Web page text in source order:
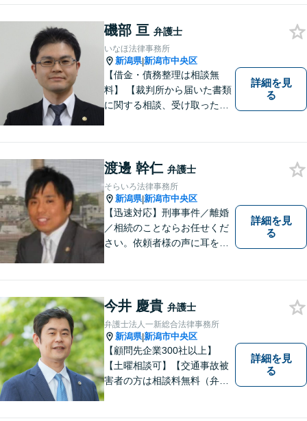
個人の方も法人の方も、お気
軽にご相談ください。
磯部 亘 弁護士
いなほ法律事務所
新潟県|新潟市中央区
【借金・債務整理は相談無
料】 【裁判所から届いた書類
に関する相談、受け取った督
ーな対応を心がけておりま
す。相談先をお探しの方もお
気軽にご相談ください。
詳細を見
る
渡邊 幹仁 弁護士
そらいろ法律事務所
新潟県|新潟市中央区
【迅速対応】刑事事件／離婚
／相続のことならお任せくだ
さい。依頼者様の声に耳を傾
とはすぐにご相談ください。
詳細を見
る
今井 慶貴 弁護士
弁護士法人一新総合法律事務所
新潟県|新潟市中央区
【顧問先企業300社以上】
【土曜相談可】【交通事故被
害者の方は相談料無料（弁護
詳細を見
る